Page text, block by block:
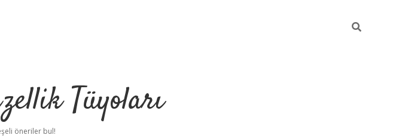
Tüyoları
öneriler bul!